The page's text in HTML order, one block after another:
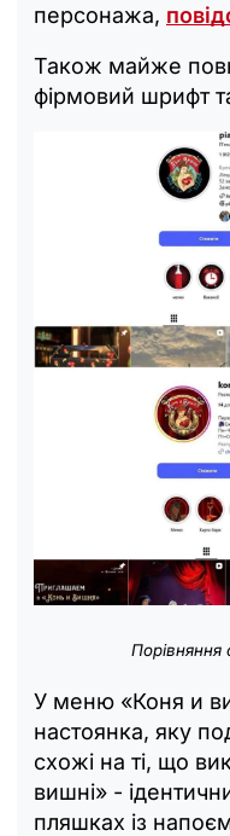
персонажа,
Також майже
фірмовий шрифт
Порівняння
У меню «Коня и
настоянка, яку
схожі на ті, що
вишні» -
пляшках із